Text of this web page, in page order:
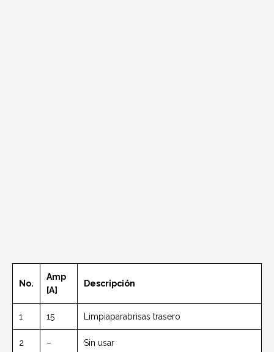
No.
Amp
[A]
Descripción
1 15 Limpiaparabrisas trasero
2 – Sin usar